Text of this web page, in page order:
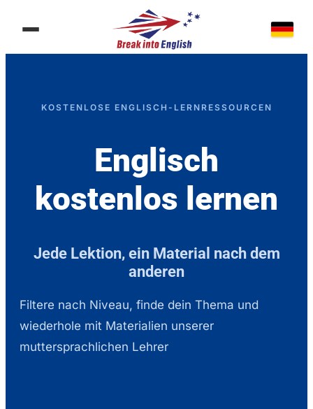
KOSTENLOSE ENGLISCH-LERNRESSOURCEN
Englisch
kostenlos lernen
Jede Lektion, ein Material nach dem
anderen
Filtere nach Niveau, finde dein Thema und
wiederhole mit Materialien unserer
muttersprachlichen Lehrer